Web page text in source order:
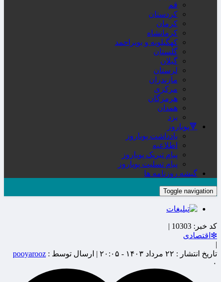
قم
کردستان
کرمان
کرمانشاه
کهگیلویه و بویراحمد
گلستان
گیلان
لرستان
مازندران
مرکزی
هرمزگان
همدان
یزد
🔻پویاروز
یادداشت پویاروز
اطلاعیه
پیام تبریک پویاروز
پیام تسلیت پویاروز
گیشه روزنامه ها
Toggle navigation
کد خبر: 10303 |
❇اقتصادی
|
تاریخ انتشار : ۲۲ مرداد ۱۴۰۳ - ۲۰:۰۵ | ارسال توسط : pooyarooz
۰